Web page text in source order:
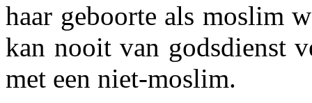
haar geboorte als moslim
kan nooit van godsdienst
met een niet-moslim.